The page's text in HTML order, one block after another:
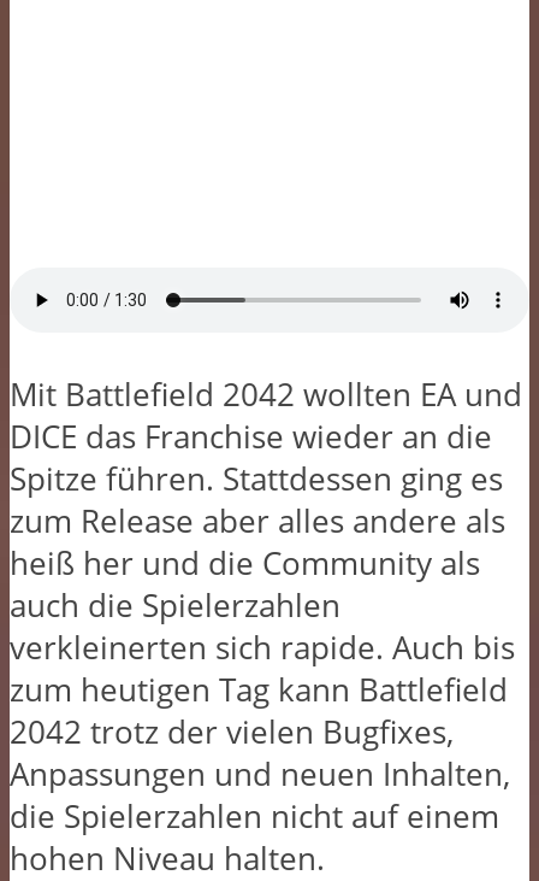
Mit Battlefield 2042 wollten EA und
DICE das Franchise wieder an die
Spitze führen. Stattdessen ging es
zum Release aber alles andere als
heiß her und die Community als
auch die Spielerzahlen
verkleinerten sich rapide. Auch bis
zum heutigen Tag kann Battlefield
2042 trotz der vielen Bugfixes,
Anpassungen und neuen Inhalten,
die Spielerzahlen nicht auf einem
hohen Niveau halten.